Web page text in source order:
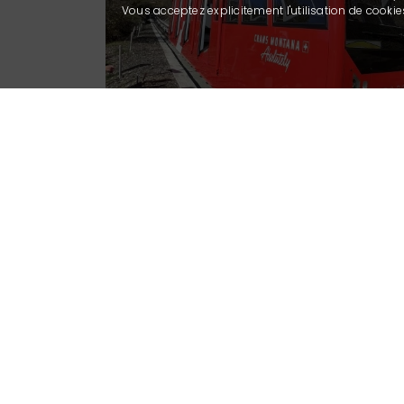
Vous acceptez explicitement l'utilisation de